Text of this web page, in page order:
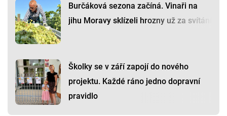
Burčáková sezona začíná. Vinaři na
jihu Moravy sklízeli hrozny už za svítání
Školky se v září zapojí do nového
projektu. Každé ráno jedno dopravní
pravidlo